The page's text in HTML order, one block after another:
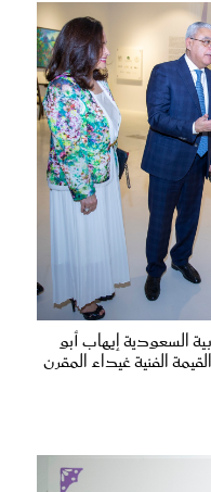
السعودية إيهاب أبو
الفنية غيداء المقرن